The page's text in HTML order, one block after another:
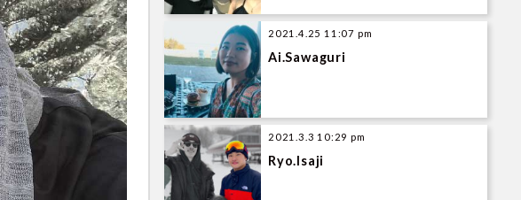
2021.4.25 11:07 pm
Ai.Sawaguri
2021.3.3 10:29 pm
Ryo.Isaji